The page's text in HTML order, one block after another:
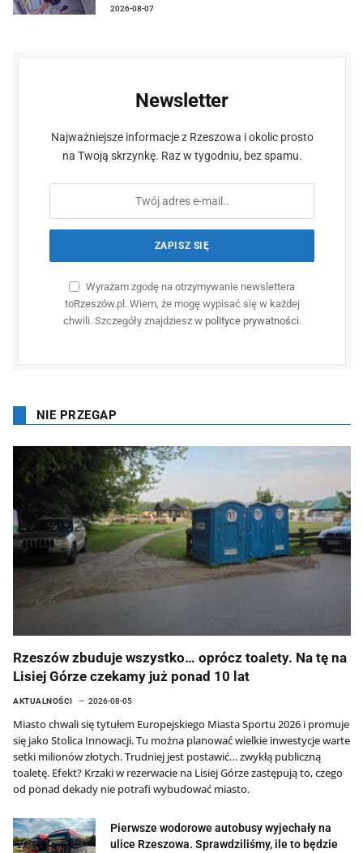
2026-08-07
Newsletter
Najważniejsze informacje z Rzeszowa i okolic prosto
na Twoją skrzynkę. Raz w tygodniu, bez spamu.
Wyrażam zgodę na otrzymywanie newslettera
toRzeszów.pl. Wiem, że mogę wypisać się w każdej
chwili. Szczegóły znajdziesz w polityce prywatności.
NIE PRZEGAP
Rzeszów zbuduje wszystko… oprócz toalety. Na tę na
Lisiej Górze czekamy już ponad 10 lat
AKTUALNOŚCI 2026-08-05
Miasto chwali się tytułem Europejskiego Miasta Sportu 2026 i promuje
się jako Stolica Innowacji. Tu można planować wielkie inwestycje warte
setki milionów złotych. Trudniej jest postawić… zwykłą publiczną
toaletę. Efekt? Krzaki w rezerwacie na Lisiej Górze zastępują to, czego
od ponad dekady nie potrafi wybudować miasto.
Pierwsze wodorowe autobusy wyjechały na
ulice Rzeszowa. Sprawdziliśmy, ile to będzie